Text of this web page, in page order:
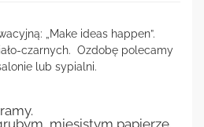
„Make ideas happen”.
czarnych. Ozdobę polecamy
lub sypialni.